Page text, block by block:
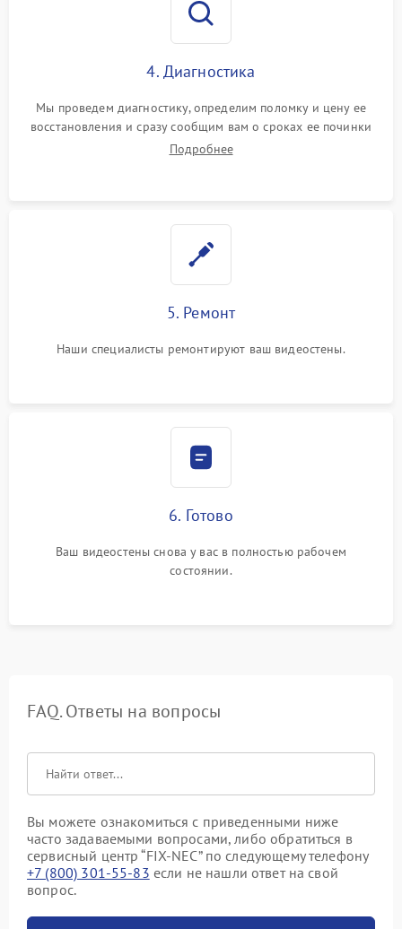
4. Диагностика
Мы проведем диагностику, определим поломку и цену ее
восстановления и сразу сообщим вам о сроках ее починки
Подробнее
5. Ремонт
Наши специалисты ремонтируют ваш видеостены.
6. Готово
Ваш видеостены снова у вас в полностью рабочем
состоянии.
FAQ. Ответы на вопросы
Вы можете ознакомиться с приведенными ниже
часто задаваемыми вопросами, либо обратиться в
сервисный центр “FIX-NEC” по следующему телефону
+7 (800) 301-55-83 если не нашли ответ на свой
вопрос.